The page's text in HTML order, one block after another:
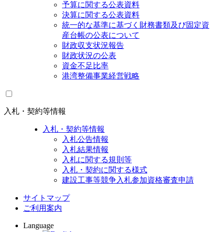
予算に関する公表資料
決算に関する公表資料
統一的な基準に基づく財務書類及び固定資
産台帳の公表について
財政収支状況報告
財政状況の公表
資金不足比率
港湾整備事業経営戦略
入札・契約等情報
入札・契約等情報
入札公告情報
入札結果情報
入札に関する規則等
入札・契約に関する様式
建設工事等競争入札参加資格審査申請
サイトマップ
ご利用案内
Language